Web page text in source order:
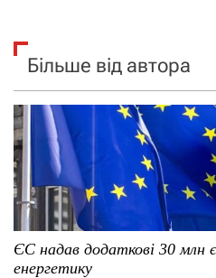
Більше від автора
ЄС надав додаткові 30 млн
енергетику